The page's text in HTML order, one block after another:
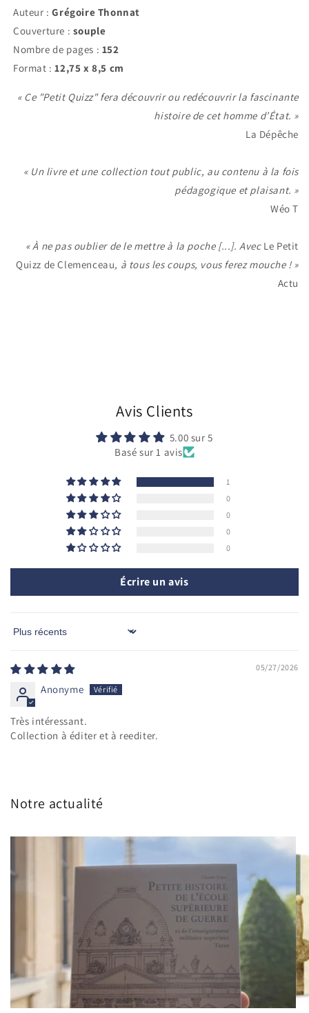
Auteur :Grégoire Thonnat
Couverture : souple
Nombre de pages : 152
Format :12,75 x 8,5 cm
« Ce "Petit Quizz" fera découvrir ou redécouvrir la fascinante
histoire de cet homme d’État. »
La Dépêche
« Un livre et une collection tout public, au contenu à la fois
pédagogique et plaisant. »
Wéo T
« À ne pas oublier de le mettre à la poche [...]. Avec Le Petit
Quizz de Clemenceau, à tous les coups, vous ferez mouche ! »
Actu
Avis Clients
5.00 sur 5
Basé sur 1 avis
1
0
0
0
0
Écrire un avis
Sort by
05/27/2026
Anonyme
Très intéressant.
Collection à éditer et à reediter.
Notre actualité